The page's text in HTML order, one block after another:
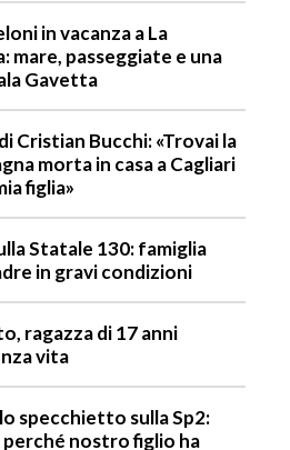
in vacanza a La
mare, passeggiate e una
Gavetta
Cristian Bucchi: «Trovai la
morta in casa a Cagliari
figlia»
Statale 130: famiglia
in gravi condizioni
ragazza di 17 anni
vita
specchietto sulla Sp2:
nostro figlio ha